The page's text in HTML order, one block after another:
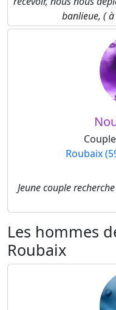
banlieue, (
Roubaix
Jeune couple
Les hommes
Roubaix